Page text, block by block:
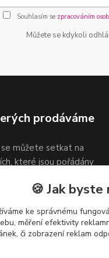
Souhlasím se zpracováním
Můžete se kdykoli
prodáváme
se můžete setkat na
které jsou pořádány
🍪 Jak byste
ke správnému
měření efektivity
či zobrazení reklam